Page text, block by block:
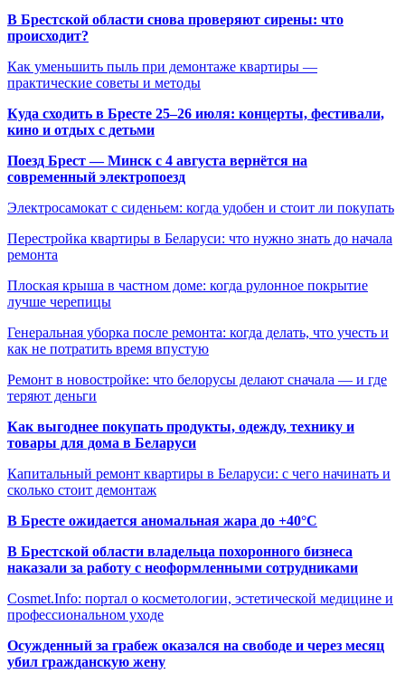
В Брестской области снова проверяют сирены: что
происходит?
Как уменьшить пыль при демонтаже квартиры —
практические советы и методы
Куда сходить в Бресте 25–26 июля: концерты, фестивали,
кино и отдых с детьми
Поезд Брест — Минск с 4 августа вернётся на
современный электропоезд
Электросамокат с сиденьем: когда удобен и стоит ли покупать
Перестройка квартиры в Беларуси: что нужно знать до начала
ремонта
Плоская крыша в частном доме: когда рулонное покрытие
лучше черепицы
Генеральная уборка после ремонта: когда делать, что учесть и
как не потратить время впустую
Ремонт в новостройке: что белорусы делают сначала — и где
теряют деньги
Как выгоднее покупать продукты, одежду, технику и
товары для дома в Беларуси
Капитальный ремонт квартиры в Беларуси: с чего начинать и
сколько стоит демонтаж
В Бресте ожидается аномальная жара до +40°C
В Брестской области владельца похоронного бизнеса
наказали за работу с неоформленными сотрудниками
Cosmet.Info: портал о косметологии, эстетической медицине и
профессиональном уходе
Осужденный за грабеж оказался на свободе и через месяц
убил гражданскую жену